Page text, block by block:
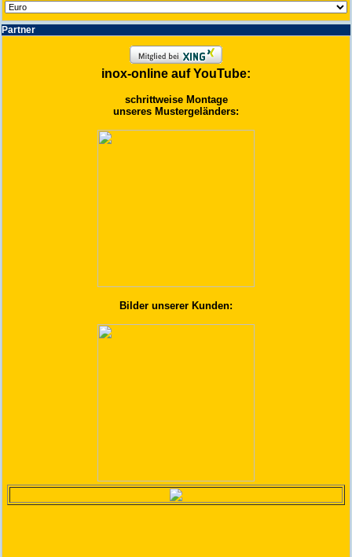
Partner
inox-online auf YouTube:
schrittweise Montage
unseres Mustergeländers:
Bilder unserer Kunden: